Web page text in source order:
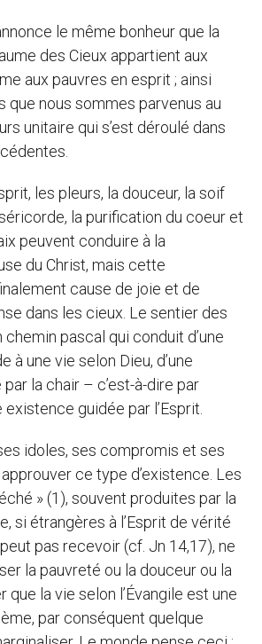
le même bonheur que la
des Cieux appartient aux
aux pauvres en esprit ; ainsi
que nous sommes parvenus au
unitaire qui s’est déroulé dans
les pleurs, la douceur, la soif
la purification du coeur et
peuvent conduire à la
du Christ, mais cette
cause de joie et de
dans les cieux. Le sentier des
pascal qui conduit d’une
à une vie selon Dieu, d’une
la chair – c’est-à-dire par
existence guidée par l’Esprit.
idoles, ses compromis et ses
ce type d’existence. Les
» (1), souvent produites par la
si étrangères à l’Esprit de vérité
pas recevoir (cf. Jn 14,17), ne
la pauvreté ou la douceur ou la
la vie selon l’Évangile est une
par conséquent quelque